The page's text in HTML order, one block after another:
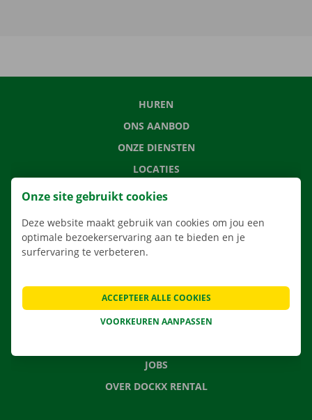
HUREN
ONS AANBOD
ONZE DIENSTEN
LOCATIES
APP
VEELGESTELDE VRAGEN
NIEUWS
JOBS
OVER DOCKX RENTAL
Onze site gebruikt cookies
Deze website maakt gebruik van cookies om jou een
optimale bezoekerservaring aan te bieden en je
surfervaring te verbeteren.
VOORKEUREN AANPASSEN
ACCEPTEER ALLE COOKIES